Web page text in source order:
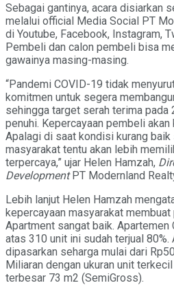
Sebagai gantinya, acara disiarkan
melalui official Media Social PT
di Youtube, Facebook, Instagram,
Pembeli dan calon pembeli bisa
gawainya masing-masing.
“Pandemi COVID-19 tidak
komitmen untuk segera
sehingga target serah terima
penuhi. Kepercayaan pembeli
Apalagi di saat kondisi kurang
masyarakat tentu akan lebih
terpercaya,” ujar Helen Hamzah,
DevelopmentPT Modernland
Lebih lanjut Helen Hamzah
kepercayaan masyarakat membuat
Apartment sangat baik.
atas 310 unit ini sudah terjual 80%.
dipasarkan seharga mulai dari
Miliaran dengan ukuran unit
terbesar 73 m2 (SemiGross).